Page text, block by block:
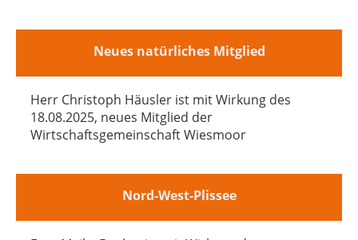
Neues natürliches Mitglied
Herr Christoph Häusler ist mit Wirkung des
18.08.2025, neues Mitglied der
Wirtschaftsgemeinschaft Wiesmoor
Nord-West-Plissee